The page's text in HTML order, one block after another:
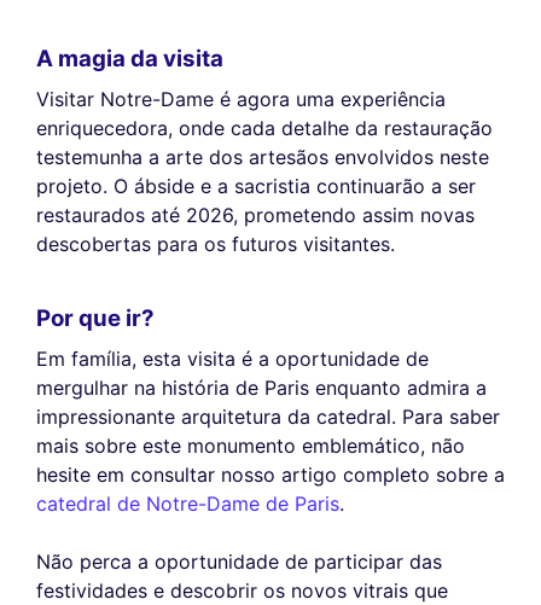
A magia da visita
Visitar Notre-Dame é agora uma experiência
enriquecedora, onde cada detalhe da restauração
testemunha a arte dos artesãos envolvidos neste
projeto. O ábside e a sacristia continuarão a ser
restaurados até 2026, prometendo assim novas
descobertas para os futuros visitantes.
Por que ir?
Em família, esta visita é a oportunidade de
mergulhar na história de Paris enquanto admira a
impressionante arquitetura da catedral. Para saber
mais sobre este monumento emblemático, não
hesite em consultar nosso artigo completo sobre a
catedral de Notre-Dame de Paris.
Não perca a oportunidade de participar das
festividades e descobrir os novos vitrais que